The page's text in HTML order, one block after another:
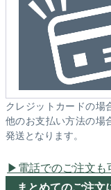
クレジットカードの場
他のお支払い方法の場
発送となります。
電話でのご注文